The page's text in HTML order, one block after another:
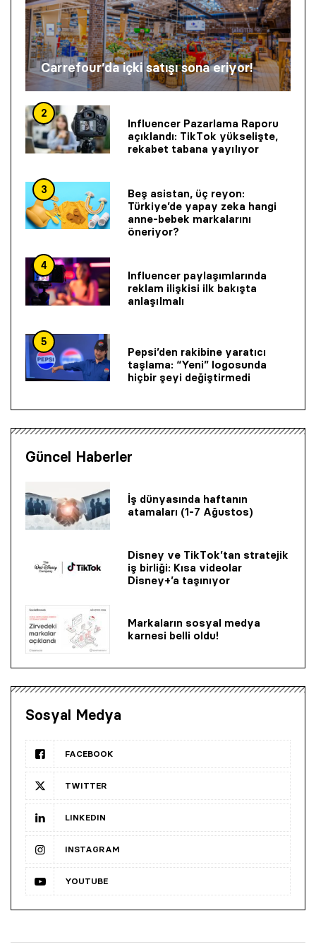
Carrefour’da içki satışı sona eriyor!
2
Influencer Pazarlama Raporu
açıklandı: TikTok yükselişte,
rekabet tabana yayılıyor
3
Beş asistan, üç reyon:
Türkiye’de yapay zeka hangi
anne-bebek markalarını
öneriyor?
4
Influencer paylaşımlarında
reklam ilişkisi ilk bakışta
anlaşılmalı
5
Pepsi’den rakibine yaratıcı
taşlama: “Yeni” logosunda
hiçbir şeyi değiştirmedi
Güncel Haberler
İş dünyasında haftanın
atamaları (1-7 Ağustos)
Disney ve TikTok’tan stratejik
iş birliği: Kısa videolar
Disney+’a taşınıyor
Markaların sosyal medya
karnesi belli oldu!
Sosyal Medya
FACEBOOK
TWITTER
LINKEDIN
INSTAGRAM
YOUTUBE